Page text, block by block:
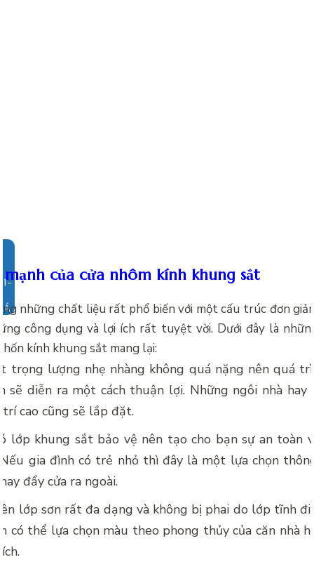
của cửa nhôm kính khung sắt
những chất liệu rất phổ biến với một cấu trúc đơn
công dụng và lợi ích rất tuyệt vời. Dưới đây là
kính khung sắt mang lại:
trọng lượng nhẹ nhàng không quá nặng nên quá
sẽ diễn ra một cách thuận lợi. Những ngôi nhà hay
cao cũng sẽ lắp đặt.
lớp khung sắt bảo vệ nên tạo cho bạn sự an toàn
gia đình có trẻ nhỏ thì đây là một lựa chọn
đẩy cửa ra ngoài.
lớp sơn rất đa dạng và không bị phai do lớp tĩnh
có thể lựa chọn màu theo phong thủy của căn nhà